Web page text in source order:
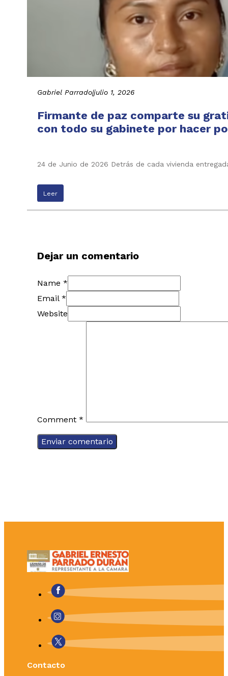
Gabriel Parrado|julio 1, 2026
Firmante de paz comparte su
con todo su gabinete por hacer
24 de Junio de 2026 Detrás de cada vivienda
Leer
Dejar un comentario
Name *
Email *
Website
Comment *
Contacto